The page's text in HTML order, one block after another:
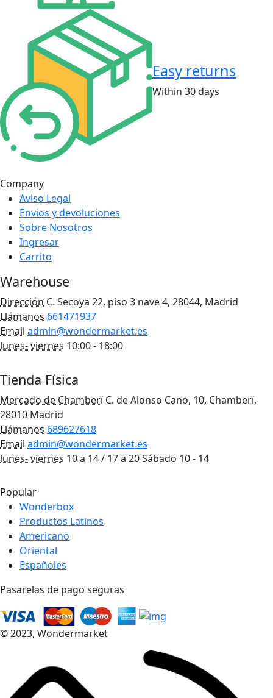
Easy returns
Within 30 days
Company
Aviso Legal
Envios y devoluciones
Sobre Nosotros
Ingresar
Carrito
Warehouse
Dirección C. Secoya 22, piso 3 nave 4, 28044, Madrid
Llámanos 661471937
Email admin@wondermarket.es
lunes- viernes 10:00 - 18:00
Tienda Física
Mercado de Chamberí C. de Alonso Cano, 10, Chamberí,
28010 Madrid
Llámanos 689627618
Email admin@wondermarket.es
lunes- viernes 10 a 14 / 17 a 20 Sábado 10 - 14
Popular
Wonderbox
Productos Latinos
Americano
Oriental
Españoles
Pasarelas de pago seguras
© 2023, Wondermarket